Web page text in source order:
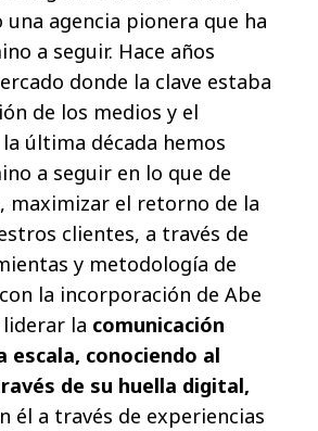
agencia pionera que ha
a seguir. Hace años
donde la clave estaba
de los medios y el
última década hemos
a seguir en lo que de
maximizar el retorno de la
clientes, a través de
y metodología de
la incorporación de Abe
la comunicación
escala, conociendo al
de su huella digital,
él a través de experiencias